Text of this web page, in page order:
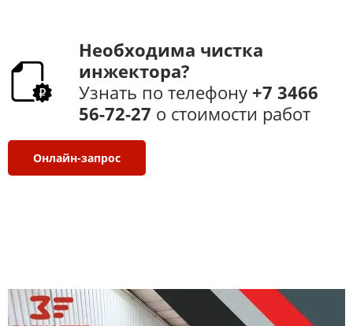
Необходима​ чистка
инжектора?
Узнать по телефону +7 3466
56-72-27​ ​ о стоимости работ​
Онлайн-запрос